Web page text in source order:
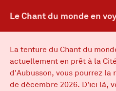
EN ENGLISH VERSION
Musées
Le Chant du monde en
La tenture du Chant du
actuellement en prêt à la
d'Aubusson, vous pourrez la
de décembre 2026. D'ici là,